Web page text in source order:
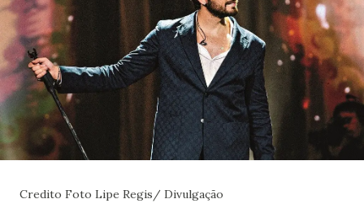
Credito Foto Lipe Regis/ Divulgação